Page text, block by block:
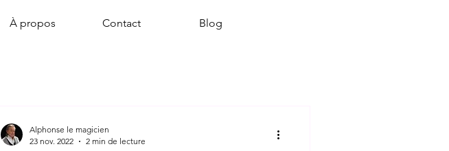
À propos Contact Blog
Alphonse le magicien
23 nov. 2022
2 min de lecture